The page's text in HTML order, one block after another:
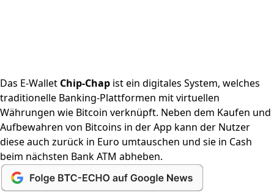
Das E-Wallet Chip-Chap ist ein digitales System, welches
traditionelle Banking-Plattformen mit virtuellen
Währungen wie Bitcoin verknüpft. Neben dem Kaufen und
Aufbewahren von Bitcoins in der App kann der Nutzer
diese auch zurück in Euro umtauschen und sie in Cash
beim nächsten Bank ATM abheben.